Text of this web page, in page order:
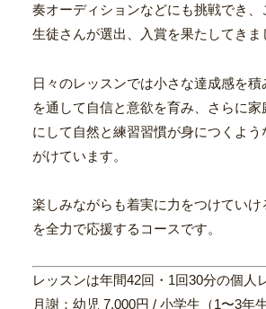
奏オーディションなどにも挑戦でき
生徒さんが選出、入賞を果たしてきま
日々のレッスンでは小さな達成感を
を通して自信と意欲を育み、さらに
にして自然と練習習慣が身につくよ
がけています。
楽しみながらも着実に力をつけてい
を全力で応援するコースです。
レッスンは年間42回・1回30分の個人
月謝：幼児 7,000円 / 小学生（1〜3年